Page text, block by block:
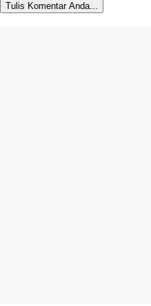
Tulis Komentar Anda...